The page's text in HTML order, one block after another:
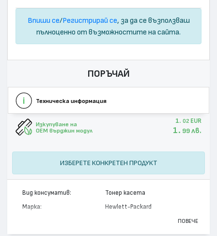
Впиши се/Регистрирай се, за да се възползваш
пълноценно от възможностите на сайта.
ПОРЪЧАЙ
Техническа информация
Изкупуване на
OEM върджин модул
1. 02 EUR
1. 99 лв.
ИЗБЕРЕТЕ КОНКРЕТЕН ПРОДУКТ
Вид консуматив: Тонер касета
Марка: Hewlett-Packard
ПОВЕЧЕ